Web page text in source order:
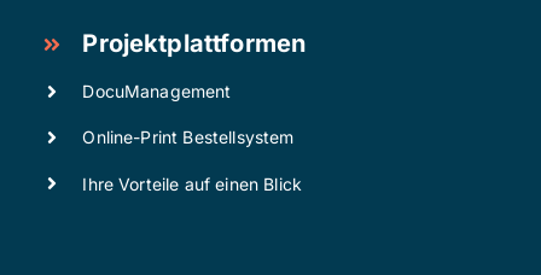
Projektplattformen
DocuManagement
Online-Print Bestellsystem
Ihre Vorteile auf einen Blick